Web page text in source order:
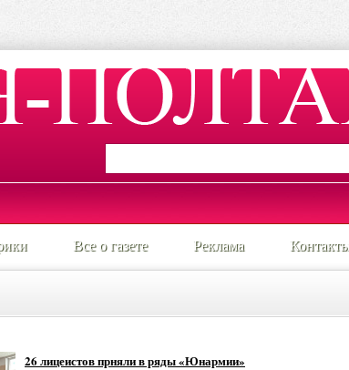
Все о газете Реклама
26 лицеистов прняли в ряды «Юнармии»